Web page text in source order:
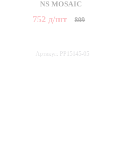
NS MOSAIC
752 д/шт 809
Артикул: PP15145-05